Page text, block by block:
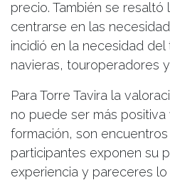
precio. También se resaltó
centrarse en las
incidió en la necesidad
navieras, touroperadores
Para Torre Tavira la
no puede ser más
formación, son
participantes exponen su
experiencia y pareceres